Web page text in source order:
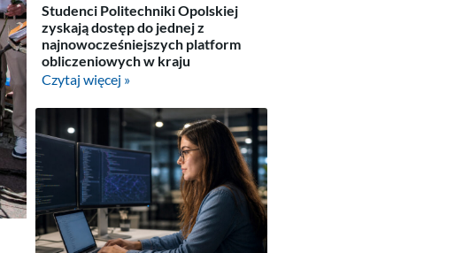
Studenci Politechniki Opolskiej
zyskają dostęp do jednej z
najnowocześniejszych platform
obliczeniowych w kraju
Czytaj więcej »